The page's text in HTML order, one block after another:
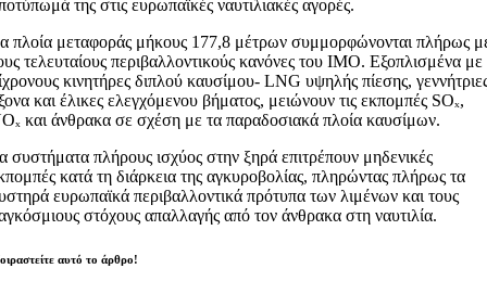
της στις ευρωπαϊκές ναυτιλιακές αγορές.
πλοία μεταφοράς μήκους 177,8 μέτρων συμμορφώνονται πλήρως
τελευταίους περιβαλλοντικούς κανόνες του ΙΜΟ. Εξοπλισμένα με
κινητήρες διπλού καυσίμου- LNG υψηλής πίεσης,
και έλικες ελεγχόμενου βήματος, μειώνουν τις εκπομπές SOₓ,
και άνθρακα σε σχέση με τα παραδοσιακά πλοία καυσίμων.
συστήματα πλήρους ισχύος στην ξηρά επιτρέπουν μηδενικές
κατά τη διάρκεια της αγκυροβολίας, πληρώντας πλήρως τα
ευρωπαϊκά περιβαλλοντικά πρότυπα των λιμένων και τους
στόχους απαλλαγής από τον άνθρακα στη ναυτιλία.
αυτό το άρθρο!